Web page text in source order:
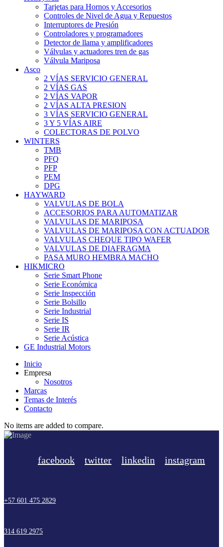
Tarjetas para Hornos y Accesorios
Controles de Nivel de Agua y Repuestos
Interruptores de Presión
Controladores y programadores
Detector de llama y amplificadores
Válvulas y actuadores tren de gas
Válvula Mariposa
Asco
2 VÍAS SERVICIO GENERAL
2 VÍAS GAS
2 VÍAS VAPOR
2 VÍAS ALTA PRESION
3 VÍAS SERVICIO GENERAL
3 Y 5 VÍAS AIRE
COLECTORAS DE POLVO
WINTERS
TMB
PFQ
PFP
PEM
DPG
HAYWARD
VALVULAS DE BOLA
ACCESORIOS PARA AUTOMATIZAR
VALVULAS DE MARIPOSA
VALVULAS DE MARIPOSA CON ACTUADOR
VALVULAS CHEQUE TIPO WAFER
VALVULAS DE DIAFRAGMA
PASA MURO HEMBRA MACHO
HIKMICRO
Serie Smart Phone
Serie Económica
Serie Inspección
Serie Bolsillo
Serie Industrial
Serie IS
Serie IR
Serie Acústica
GE Industrial Motors
Inicio
Empresa
Nosotros
Marcas
Temas de Interés
Contacto
No items are added to compare.
facebook twitter linkedin instagram
+57 601 475 2829
314 619 2975